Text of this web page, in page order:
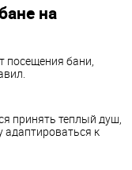
на
посещения бани,
принять теплый душ,
адаптироваться к